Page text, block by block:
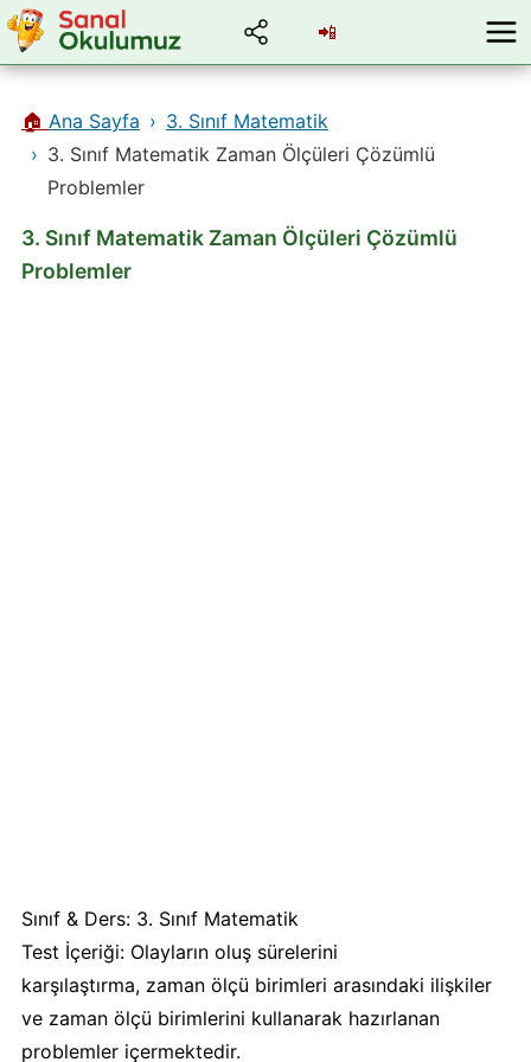
📲
🏠 Ana Sayfa
3. Sınıf Matematik
3. Sınıf Matematik Zaman Ölçüleri Çözümlü
Problemler
3. Sınıf Matematik Zaman Ölçüleri Çözümlü
Problemler
Sınıf & Ders: 3. Sınıf Matematik
Test İçeriği: Olayların oluş sürelerini
karşılaştırma, zaman ölçü birimleri arasındaki ilişkiler
ve zaman ölçü birimlerini kullanarak hazırlanan
problemler içermektedir.